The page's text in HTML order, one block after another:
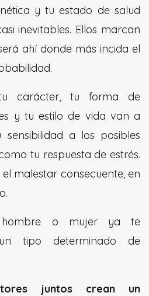
y tu estado de salud
inevitables. Ellos marcan
ahí donde más incida el
carácter, tu forma de
y tu estilo de vida van a
a los posibles
tu respuesta de estrés.
malestar consecuente, en
hombre o mujer ya te
tipo determinado de
juntos crean un